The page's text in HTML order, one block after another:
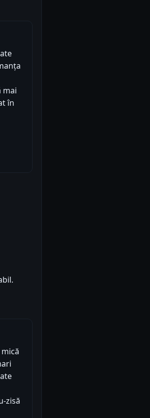
mai
în
zisă